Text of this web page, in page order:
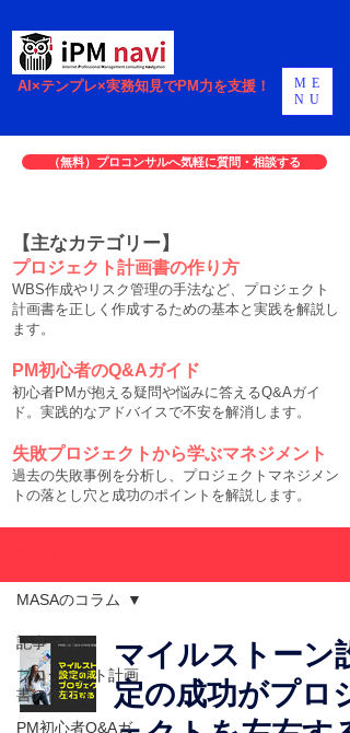
AI×テンプレ×実務知見でPM力を支援！
ME
NU
（無料）プロコンサルへ気軽に質問・相談する
【主なカテゴリー】
プロジェクト計画書の作り方
WBS作成やリスク管理の手法など、プロジェクト
計画書を正しく作成するための基本と実践を解説し
ます。
PM初心者のQ&Aガイド
初心者PMが抱える疑問や悩みに答えるQ&Aガイ
ド。実践的なアドバイスで不安を解消します。
失敗プロジェクトから学ぶマネジメント
過去の失敗事例を分析し、プロジェクトマネジメン
トの落とし穴と成功のポイントを解説します。
記事一覧
プロジェクト計画
書の作り方
PM初心者Q&Aガ
MASAのコラム
マイルストーン設
定の成功がプロジ